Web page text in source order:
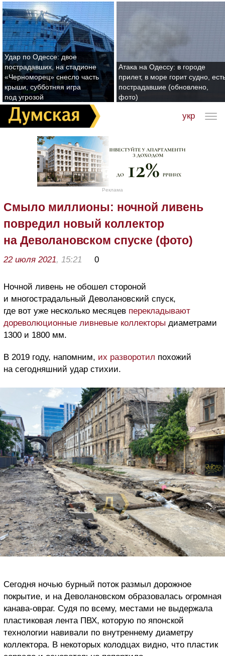
Удар по Одессе: двое
пострадавших, на стадионе
«Черноморец» снесло часть
крыши, субботняя игра
под угрозой
Атака на Одессу: в городе
прилет, в море горит судно,
пострадавшие (обновлено,
фото)
укр
Реклама
Смыло миллионы: ночной ливень
повредил новый коллектор
на Деволановском спуске (фото)
22 июля 2021, 15:21 0
Ночной ливень не обошел стороной
и многострадальный Деволановский спуск,
где вот уже несколько месяцев перекладывают
дореволюционные ливневые коллекторы диаметрами
1300 и 1800 мм.
В 2019 году, напомним, их разворотил похожий
на сегодняшний удар стихии.
Сегодня ночью бурный поток размыл дорожное
покрытие, и на Деволановском образовалась огромная
канава-овраг. Судя по всему, местами не выдержала
пластиковая лента ПВХ, которую по японской
технологии навивали по внутреннему диаметру
коллектора. В некоторых колодцах видно, что пластик